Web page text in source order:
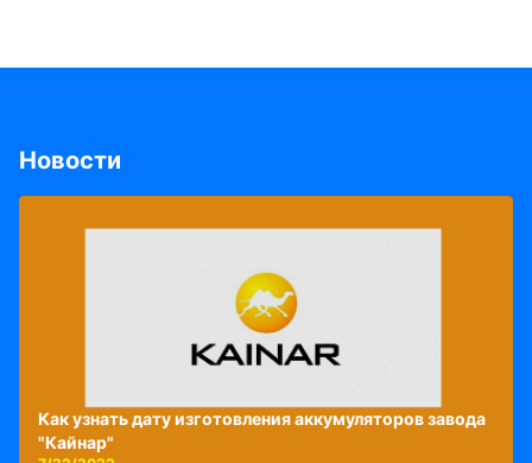
Новости
Как узнать дату изготовления аккумуляторов завода
"Кайнар"